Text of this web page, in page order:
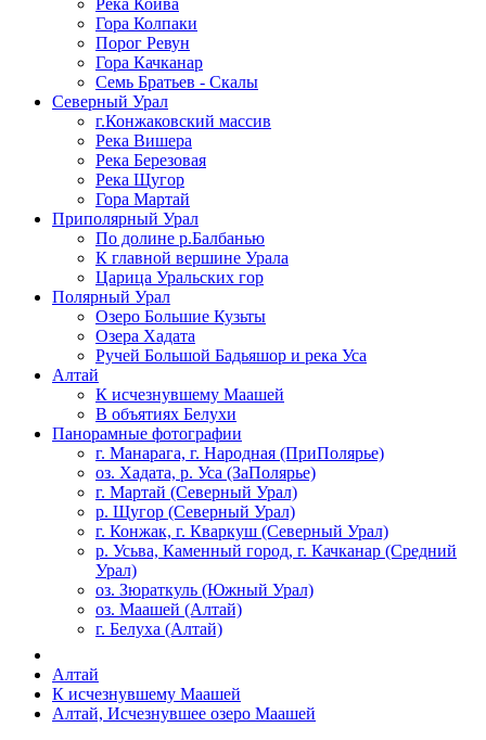
Река Койва
Гора Колпаки
Порог Ревун
Гора Качканар
Семь Братьев - Скалы
Северный Урал
г.Конжаковский массив
Река Вишера
Река Березовая
Река Щугор
Гора Мартай
Приполярный Урал
По долине р.Балбанью
К главной вершине Урала
Царица Уральских гор
Полярный Урал
Озеро Большие Кузьты
Озера Хадата
Ручей Большой Бадьяшор и река Уса
Алтай
К исчезнувшему Маашей
В объятиях Белухи
Панорамные фотографии
г. Манарага, г. Народная (ПриПолярье)
оз. Хадата, р. Уса (ЗаПолярье)
г. Мартай (Северный Урал)
р. Щугор (Северный Урал)
г. Конжак, г. Кваркуш (Северный Урал)
р. Усьва, Каменный город, г. Качканар (Средний
Урал)
оз. Зюраткуль (Южный Урал)
оз. Маашей (Алтай)
г. Белуха (Алтай)
Алтай
К исчезнувшему Маашей
Алтай, Исчезнувшее озеро Маашей